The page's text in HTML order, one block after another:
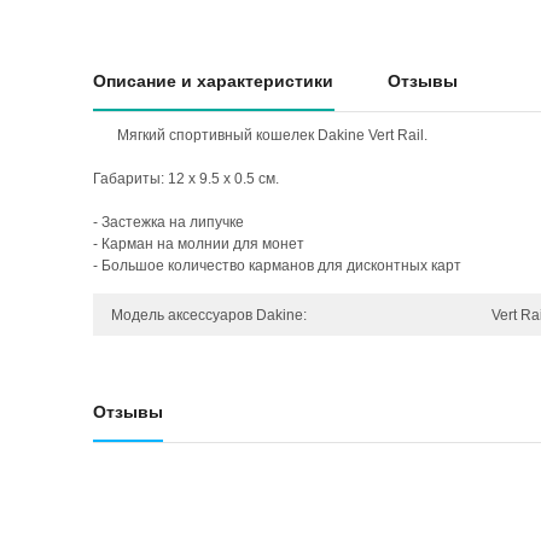
Описание и характеристики Отзывы
Мягкий спортивный кошелек Dakine Vert Rail.
Габариты: 12 x 9.5 x 0.5 см.
- Застежка на липучке
- Карман на молнии для монет
- Большое количество карманов для дисконтных карт
Модель аксессуаров Dakine: Vert
Отзывы